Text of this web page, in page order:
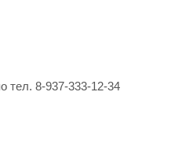
тел. 8-937-333-12-34